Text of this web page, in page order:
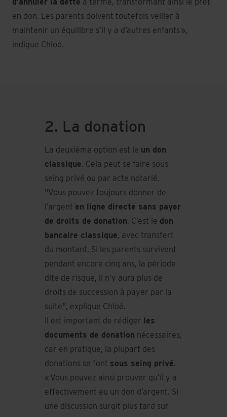
en don. Les parents doivent toutefois veiller à
maintenir un équilibre s’il y a d’autres enfants »,
indique Chloé.
2. La donation
La deuxième option est le un don
classique. Cela peut se faire sous
seing privé ou par acte notarié.
"Vous pouvez toujours donner de
l’argent en ligne directe sans payer
de droits de donation. C’est le don
bancaire classique, avec transfert
du montant. Si les parents survivent
pendant encore cinq ans, la période
dite de risque, il n’y aura plus de
droits de succession à payer par la
suite", explique Chloé.
Il est important de rédiger les
documents de donation nécessaires,
car en pratique, la plupart des
donations se font sous seing privé.
« Vous pouvez ainsi prouver qu’il y a
effectivement eu un don d’argent. Si
une discussion surgit plus tard sur